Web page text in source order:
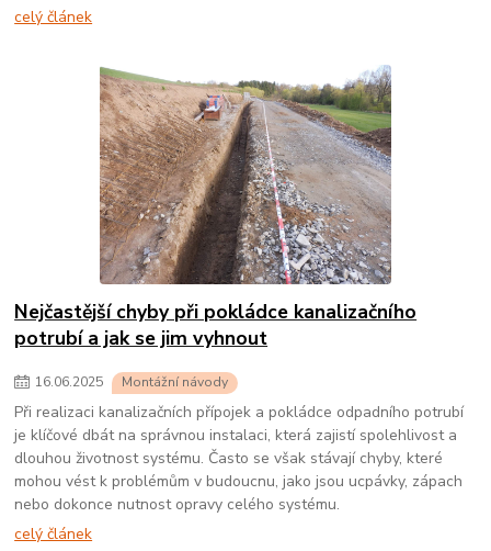
celý článek
Nejčastější chyby při pokládce kanalizačního
potrubí a jak se jim vyhnout
16.06.2025 Montážní návody
Při realizaci kanalizačních přípojek a pokládce odpadního potrubí
je klíčové dbát na správnou instalaci, která zajistí spolehlivost a
dlouhou životnost systému. Často se však stávají chyby, které
mohou vést k problémům v budoucnu, jako jsou ucpávky, zápach
nebo dokonce nutnost opravy celého systému.
celý článek